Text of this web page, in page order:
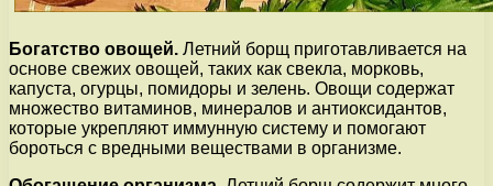
Богатство овощей. Летний борщ приготавливается на
основе свежих овощей, таких как свекла, морковь,
капуста, огурцы, помидоры и зелень. Овощи содержат
множество витаминов, минералов и антиоксидантов,
которые укрепляют иммунную систему и помогают
бороться с вредными веществами в организме.